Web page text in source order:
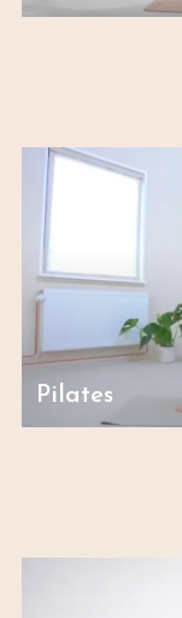
Pilates